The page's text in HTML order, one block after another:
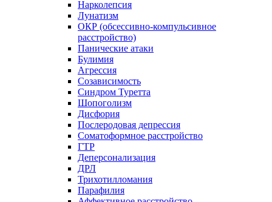
Нарколепсия
Лунатизм
ОКР (обсессивно-компульсивное
расстройство)
Панические атаки
Булимия
Агрессия
Созависимость
Синдром Туретта
Шопоголизм
Дисфория
Послеродовая депрессия
Соматоформное расстройство
ГТР
Деперсонализация
ДРЛ
Трихотилломания
Парафилия